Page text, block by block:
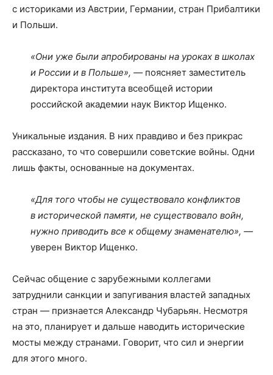
с историками из Австрии, Германии, стран Прибалтики
и Польши.
«Они уже были апробированы на уроках в школах
и России и в Польше», — поясняет заместитель
директора института всеобщей истории
российской академии наук Виктор Ищенко.
Уникальные издания. В них правдиво и без прикрас
рассказано, то что совершили советские войны. Одни
лишь факты, основанные на документах.
«Для того чтобы не существовало конфликтов
в исторической памяти, не существовало войн,
нужно приводить все к общему знаменателю», —
уверен Виктор Ищенко.
Сейчас общение с зарубежными коллегами
затруднили санкции и запугивания властей западных
стран — признается Александр Чубарьян. Несмотря
на это, планирует и дальше наводить исторические
мосты между странами. Говорит, что сил и энергии
для этого много.